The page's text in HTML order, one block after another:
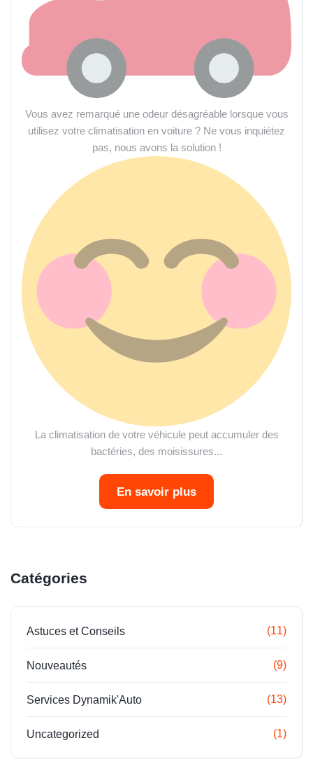
Vous avez remarqué une odeur désagréable lorsque vous
utilisez votre climatisation en voiture ? Ne vous inquiétez
pas, nous avons la solution !
La climatisation de votre véhicule peut accumuler des
bactéries, des moisissures...
En savoir plus
Catégories
Astuces et Conseils (11)
Nouveautés (9)
Services Dynamik'Auto (13)
Uncategorized (1)